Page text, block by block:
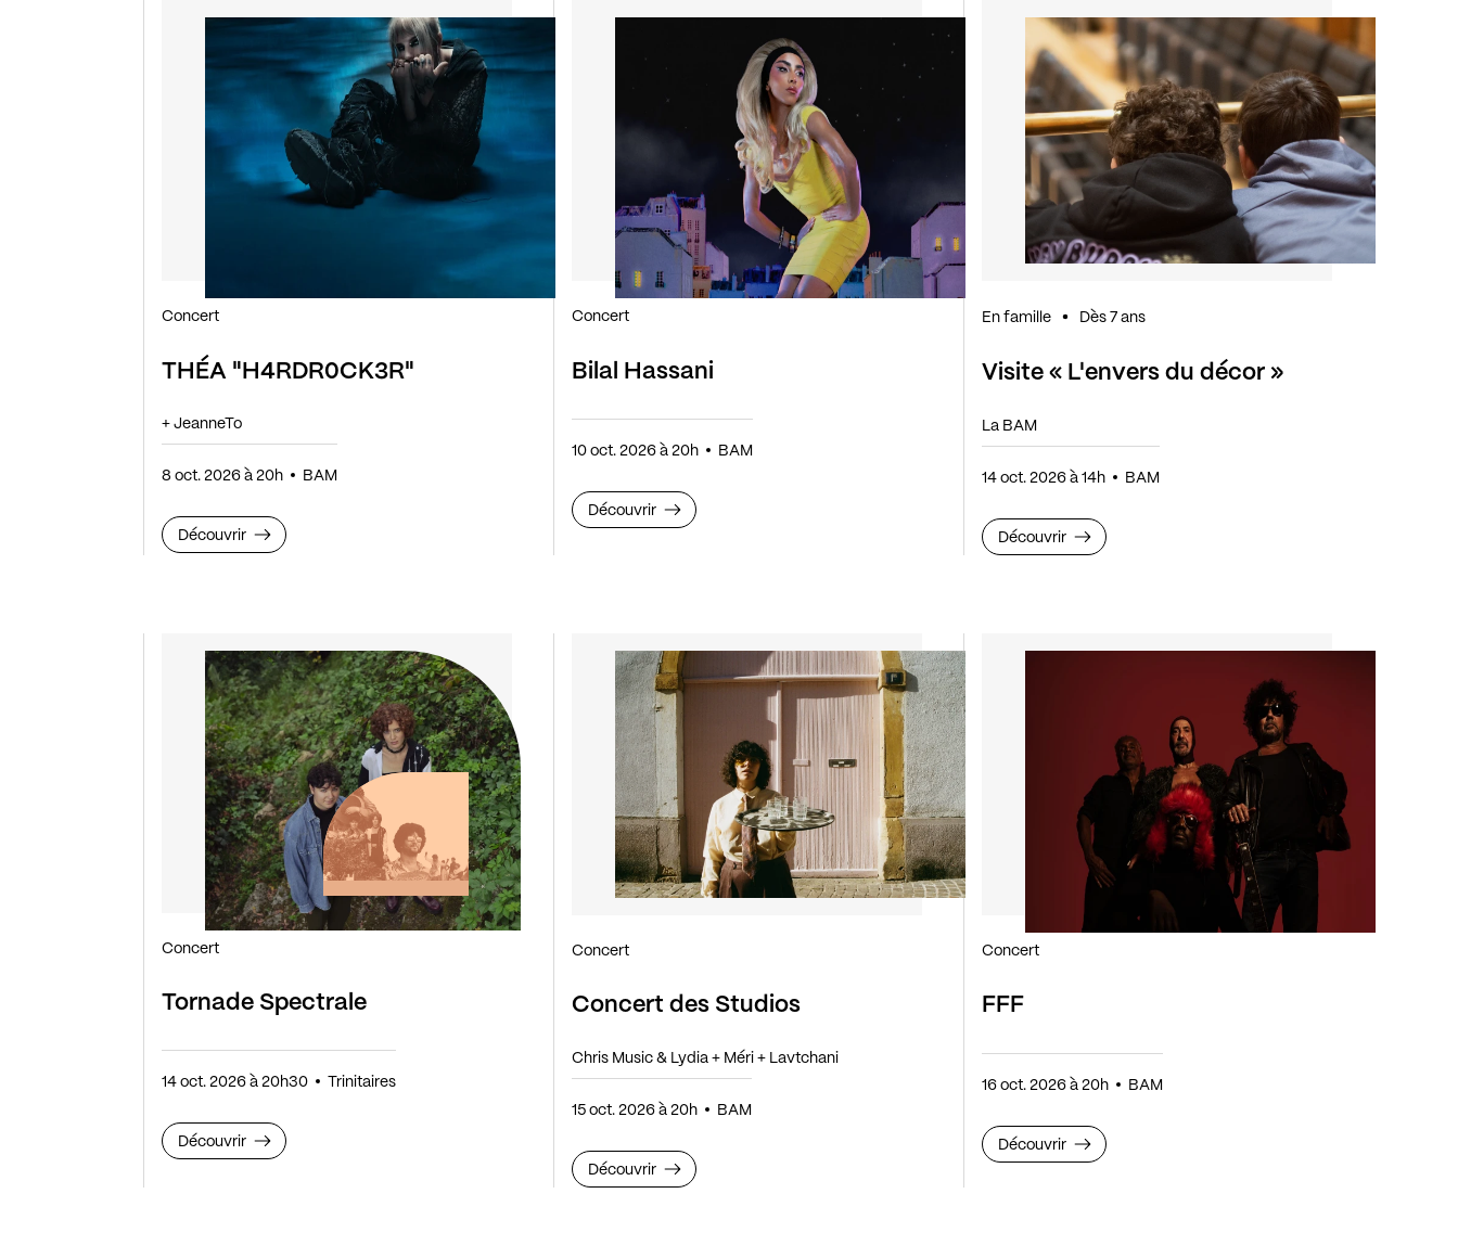
THÉA "H4RDR0CK3R"
Concert
+ JeanneTo
8 oct. 2026 à 20h BAM
Découvrir
Bilal Hassani
Concert
10 oct. 2026 à 20h BAM
Découvrir
Visite « L'envers du décor »
En famille Dès 7 ans
La BAM
14 oct. 2026 à 14h BAM
Découvrir
Tornade Spectrale
Concert
14 oct. 2026 à 20h30 Trinitaires
Découvrir
Concert des Studios
Concert
Chris Music & Lydia + Méri + Lavtchani
15 oct. 2026 à 20h BAM
Découvrir
FFF
Concert
16 oct. 2026 à 20h BAM
Découvrir